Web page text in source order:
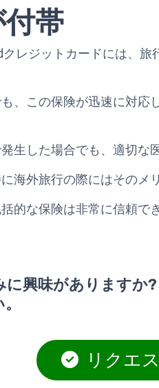
帯
レジットカードには、
、この保険が迅速に対応
生した場合でも、適切な
海外旅行の際にはそのメ
的な保険は非常に信頼で
興味がありますか
リクエ